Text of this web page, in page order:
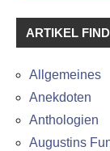
ARTIKEL
Allgemeines
Anekdoten
Anthologien
Augustins